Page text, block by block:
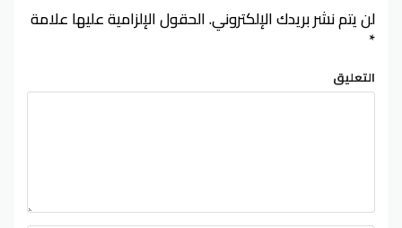
لن يتم نشر بريدك الإلكتروني.الحقول الإلزامية عليها علامة
*
التعليق